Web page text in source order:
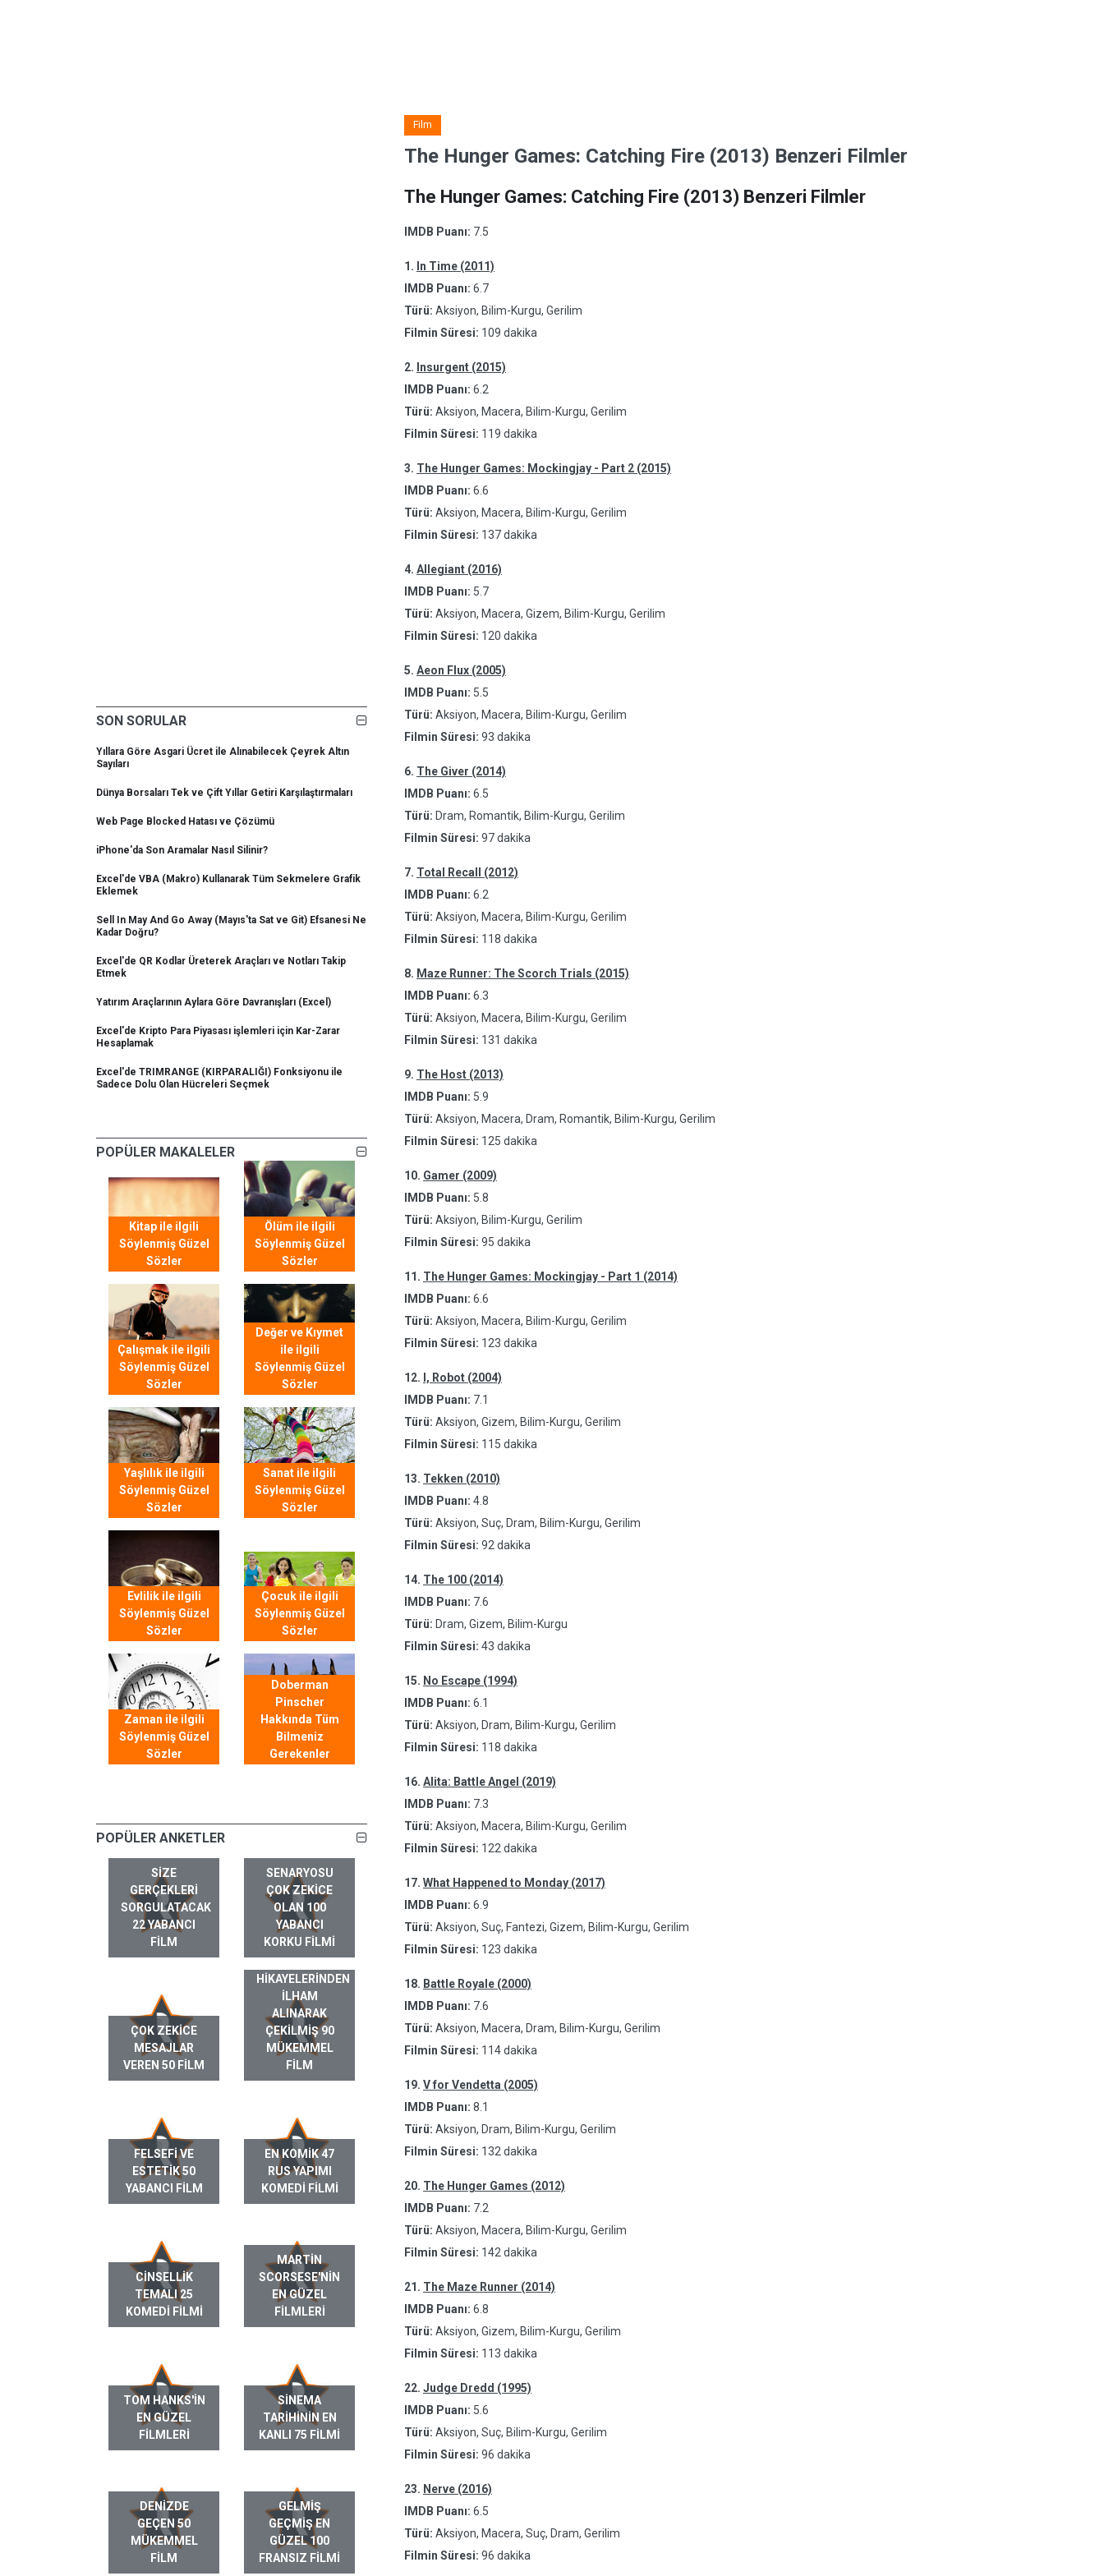
SON SORULAR
Yıllara Göre Asgari Ücret ile Alınabilecek Çeyrek Altın
Sayıları
Dünya Borsaları Tek ve Çift Yıllar Getiri Karşılaştırmaları
Web Page Blocked Hatası ve Çözümü
iPhone'da Son Aramalar Nasıl Silinir?
Excel'de VBA (Makro) Kullanarak Tüm Sekmelere Grafik
Eklemek
Sell In May And Go Away (Mayıs'ta Sat ve Git) Efsanesi Ne
Kadar Doğru?
Excel'de QR Kodlar Üreterek Araçları ve Notları Takip
Etmek
Yatırım Araçlarının Aylara Göre Davranışları (Excel)
Excel'de Kripto Para Piyasası işlemleri için Kar-Zarar
Hesaplamak
Excel'de TRIMRANGE (KIRPARALIĞI) Fonksiyonu ile
Sadece Dolu Olan Hücreleri Seçmek
POPÜLER MAKALELER
Kitap ile ilgili
Söylenmiş Güzel
Sözler
Ölüm ile ilgili
Söylenmiş Güzel
Sözler
Çalışmak ile ilgili
Söylenmiş Güzel
Sözler
Değer ve Kıymet
ile ilgili
Söylenmiş Güzel
Sözler
Yaşlılık ile ilgili
Söylenmiş Güzel
Sözler
Sanat ile ilgili
Söylenmiş Güzel
Sözler
Evlilik ile ilgili
Söylenmiş Güzel
Sözler
Çocuk ile ilgili
Söylenmiş Güzel
Sözler
Zaman ile ilgili
Söylenmiş Güzel
Sözler
Doberman
Pinscher
Hakkında Tüm
Bilmeniz
Gerekenler
POPÜLER ANKETLER
SIZE
GERÇEKLERI
SORGULATACAK
22 YABANCI
FILM
SENARYOSU
ÇOK ZEKICE
OLAN 100
YABANCI
KORKU FILMI
ÇOK ZEKICE
MESAJLAR
VEREN 50 FILM
GERÇEK HAYAT
HIKAYELERINDEN
ILHAM
ALINARAK
ÇEKILMIŞ 90
MÜKEMMEL
FILM
FELSEFI VE
ESTETIK 50
YABANCI FILM
EN KOMIK 47
RUS YAPIMI
KOMEDI FILMI
CINSELLIK
TEMALI 25
KOMEDI FILMI
MARTIN
SCORSESE'NIN
EN GÜZEL
FILMLERI
TOM HANKS'IN
EN GÜZEL
FILMLERI
SINEMA
TARIHININ EN
KANLI 75 FILMI
DENIZDE
GEÇEN 50
MÜKEMMEL
FILM
GELMIŞ
GEÇMIŞ EN
GÜZEL 100
FRANSIZ FILMI
Film
The Hunger Games: Catching Fire (2013) Benzeri Filmler
The Hunger Games: Catching Fire (2013) Benzeri Filmler
IMDB Puanı: 7.5
1. In Time (2011)
IMDB Puanı: 6.7
Türü: Aksiyon, Bilim-Kurgu, Gerilim
Filmin Süresi: 109 dakika
2. Insurgent (2015)
IMDB Puanı: 6.2
Türü: Aksiyon, Macera, Bilim-Kurgu, Gerilim
Filmin Süresi: 119 dakika
3. The Hunger Games: Mockingjay - Part 2 (2015)
IMDB Puanı: 6.6
Türü: Aksiyon, Macera, Bilim-Kurgu, Gerilim
Filmin Süresi: 137 dakika
4. Allegiant (2016)
IMDB Puanı: 5.7
Türü: Aksiyon, Macera, Gizem, Bilim-Kurgu, Gerilim
Filmin Süresi: 120 dakika
5. Aeon Flux (2005)
IMDB Puanı: 5.5
Türü: Aksiyon, Macera, Bilim-Kurgu, Gerilim
Filmin Süresi: 93 dakika
6. The Giver (2014)
IMDB Puanı: 6.5
Türü: Dram, Romantik, Bilim-Kurgu, Gerilim
Filmin Süresi: 97 dakika
7. Total Recall (2012)
IMDB Puanı: 6.2
Türü: Aksiyon, Macera, Bilim-Kurgu, Gerilim
Filmin Süresi: 118 dakika
8. Maze Runner: The Scorch Trials (2015)
IMDB Puanı: 6.3
Türü: Aksiyon, Macera, Bilim-Kurgu, Gerilim
Filmin Süresi: 131 dakika
9. The Host (2013)
IMDB Puanı: 5.9
Türü: Aksiyon, Macera, Dram, Romantik, Bilim-Kurgu, Gerilim
Filmin Süresi: 125 dakika
10. Gamer (2009)
IMDB Puanı: 5.8
Türü: Aksiyon, Bilim-Kurgu, Gerilim
Filmin Süresi: 95 dakika
11. The Hunger Games: Mockingjay - Part 1 (2014)
IMDB Puanı: 6.6
Türü: Aksiyon, Macera, Bilim-Kurgu, Gerilim
Filmin Süresi: 123 dakika
12. I, Robot (2004)
IMDB Puanı: 7.1
Türü: Aksiyon, Gizem, Bilim-Kurgu, Gerilim
Filmin Süresi: 115 dakika
13. Tekken (2010)
IMDB Puanı: 4.8
Türü: Aksiyon, Suç, Dram, Bilim-Kurgu, Gerilim
Filmin Süresi: 92 dakika
14. The 100 (2014)
IMDB Puanı: 7.6
Türü: Dram, Gizem, Bilim-Kurgu
Filmin Süresi: 43 dakika
15. No Escape (1994)
IMDB Puanı: 6.1
Türü: Aksiyon, Dram, Bilim-Kurgu, Gerilim
Filmin Süresi: 118 dakika
16. Alita: Battle Angel (2019)
IMDB Puanı: 7.3
Türü: Aksiyon, Macera, Bilim-Kurgu, Gerilim
Filmin Süresi: 122 dakika
17. What Happened to Monday (2017)
IMDB Puanı: 6.9
Türü: Aksiyon, Suç, Fantezi, Gizem, Bilim-Kurgu, Gerilim
Filmin Süresi: 123 dakika
18. Battle Royale (2000)
IMDB Puanı: 7.6
Türü: Aksiyon, Macera, Dram, Bilim-Kurgu, Gerilim
Filmin Süresi: 114 dakika
19. V for Vendetta (2005)
IMDB Puanı: 8.1
Türü: Aksiyon, Dram, Bilim-Kurgu, Gerilim
Filmin Süresi: 132 dakika
20. The Hunger Games (2012)
IMDB Puanı: 7.2
Türü: Aksiyon, Macera, Bilim-Kurgu, Gerilim
Filmin Süresi: 142 dakika
21. The Maze Runner (2014)
IMDB Puanı: 6.8
Türü: Aksiyon, Gizem, Bilim-Kurgu, Gerilim
Filmin Süresi: 113 dakika
22. Judge Dredd (1995)
IMDB Puanı: 5.6
Türü: Aksiyon, Suç, Bilim-Kurgu, Gerilim
Filmin Süresi: 96 dakika
23. Nerve (2016)
IMDB Puanı: 6.5
Türü: Aksiyon, Macera, Suç, Dram, Gerilim
Filmin Süresi: 96 dakika